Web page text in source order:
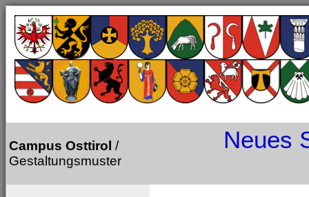
Campus Osttirol /
Gestaltungsmuster
Neues